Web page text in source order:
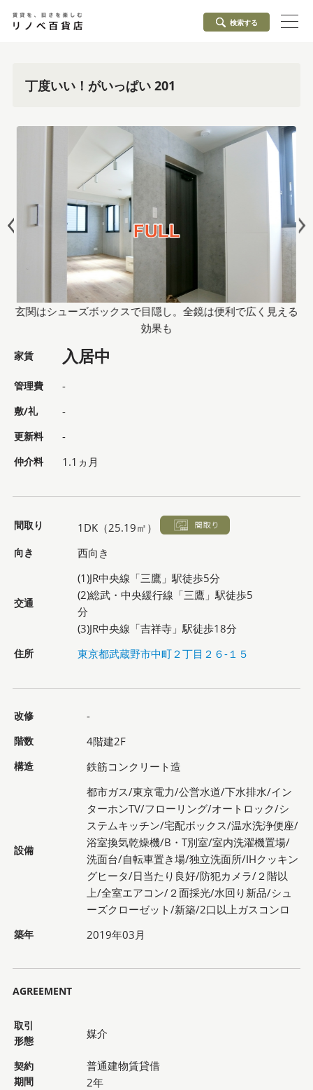
検索する
丁度いい！がいっぱい 201
玄関はシューズボックスで目隠し。全鏡は便利で広く見える
効果も
家賃 入居中
管理費 -
敷/礼 -
更新料 -
仲介料 1.1ヵ月
間取り 1DK（25.19㎡）
向き 西向き
交通
(1)JR中央線「三鷹」駅徒歩5分
(2)総武・中央緩行線「三鷹」駅徒歩5
分
(3)JR中央線「吉祥寺」駅徒歩18分
住所 東京都武蔵野市中町２丁目２６-１５
改修 -
階数 4階建2F
構造 鉄筋コンクリート造
設備
都市ガス/東京電力/公営水道/下水排水/イン
ターホンTV/フローリング/オートロック/シ
ステムキッチン/宅配ボックス/温水洗浄便座/
浴室換気乾燥機/B・T別室/室内洗濯機置場/
洗面台/自転車置き場/独立洗面所/IHクッキン
グヒータ/日当たり良好/防犯カメラ/２階以
上/全室エアコン/２面採光/水回り新品/シュ
ーズクローゼット/新築/2口以上ガスコンロ
築年 2019年03月
AGREEMENT
取引
形態
媒介
契約
期間
普通建物賃貸借
2年